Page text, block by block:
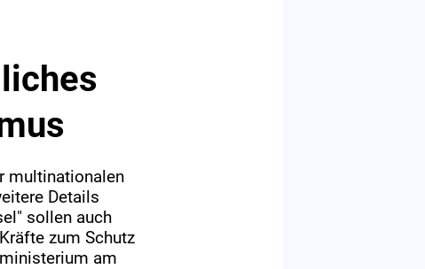
multinationalen
Details
sollen auch
zum Schutz
am